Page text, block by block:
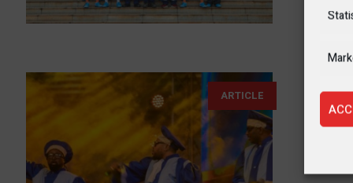
plus
ARTICLE 11 juillet